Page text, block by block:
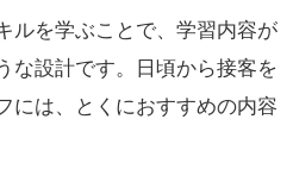
ルを学ぶことで、学習内容が
な設計です。日頃から接客を
には、とくにおすすめの内容